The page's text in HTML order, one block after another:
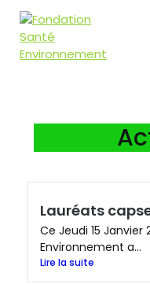
Santé
Environ
l'héritage
Lauréats
Ce Jeudi 15 Janvier
Environnement a...
Lire la suite